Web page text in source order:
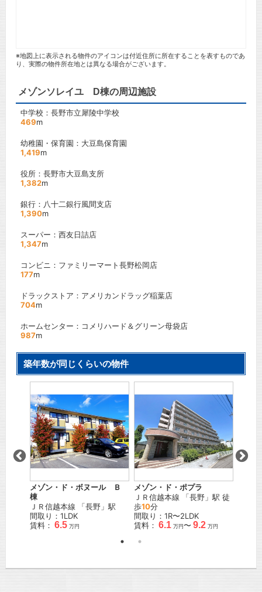
※地図上に表示される物件のアイコンは付近住所に所在することを表すものであ
り、実際の物件所在地とは異なる場合がございます。
メゾンソレイユ D棟の周辺施設
中学校：長野市立犀陵中学校
469m
幼稚園・保育園：大豆島保育園
1,419m
役所：長野市大豆島支所
1,382m
銀行：八十二銀行風間支店
1,390m
スーパー：西友日詰店
1,347m
コンビニ：ファミリーマート長野松岡店
177m
ドラックストア：アメリカンドラッグ稲葉店
704m
ホームセンター：コメリハード＆グリーン母袋店
987m
築年数が同じくらいの物件
メゾン・ド・ボヌール Ｂ
棟
ＪＲ信越本線 「長野 」駅
間取り：1LDK
賃料： 6.5 万円
メゾン・ド・ポプラ
ＪＲ信越本線 「長野 」駅 徒
歩10分
間取り：1R〜2LDK
賃料： 6.1 万円〜 9.2 万円